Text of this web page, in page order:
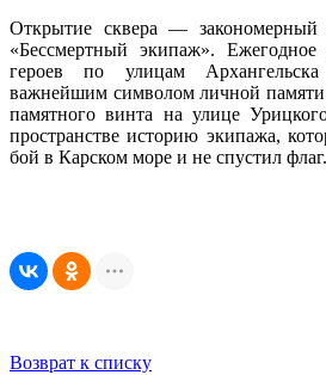
Открытие сквера — закономерный
«Бессмертный экипаж».
героев по улицам
важнейшим символом личной памяти
памятного винта на улице
пространстве историю экипажа,
бой в Карском море и не спустил флаг.
Возврат к списку